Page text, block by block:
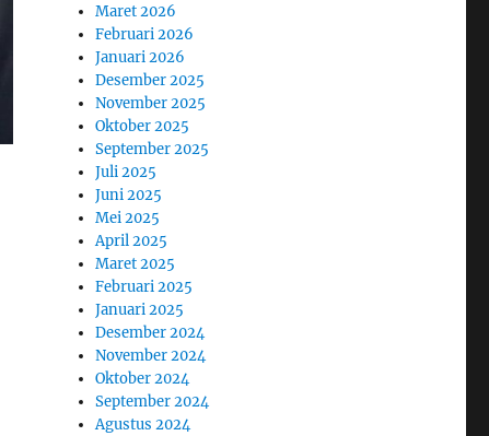
Maret 2026
Februari 2026
Januari 2026
Desember 2025
November 2025
Oktober 2025
September 2025
Juli 2025
Juni 2025
Mei 2025
April 2025
Maret 2025
Februari 2025
Januari 2025
Desember 2024
November 2024
Oktober 2024
September 2024
Agustus 2024